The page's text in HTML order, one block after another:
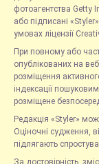
фотоагентства Getty
або підписані
умовах ліцензії
При повному або
опублікованих на
розміщення
індексації
розміщене
Редакція «Styler»
Оціночні судження,
підлягають
За достовірність,